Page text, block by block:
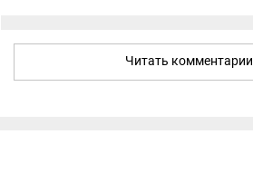
Читать комментарии